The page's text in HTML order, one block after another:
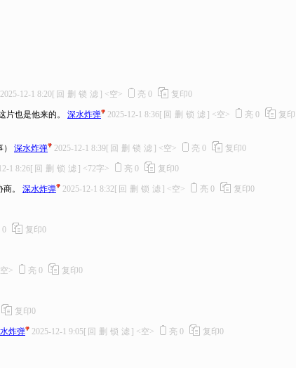
2025-12-1 8:20[ 回 删 锁 滤 ] <空> 亮 0 复印0
也是他来的。 深水炸弹 2025-12-1 8:36[ 回 删 锁 滤 ] <空> 亮 0
复印
深水炸弹 2025-12-1 8:39[ 回 删 锁 滤 ] <空> 亮 0 复印0
1 8:26[ 回 删 锁 滤 ] <72字> 亮 0 复印0
。 深水炸弹 2025-12-1 8:32 [ 回 删 锁 滤 ] <空> 亮 0 复印0
0 复印0
> 亮 0 复印0
复印0
炸弹 2025-12-1 9:05[ 回 删 锁 滤 ] <空> 亮 0 复印0